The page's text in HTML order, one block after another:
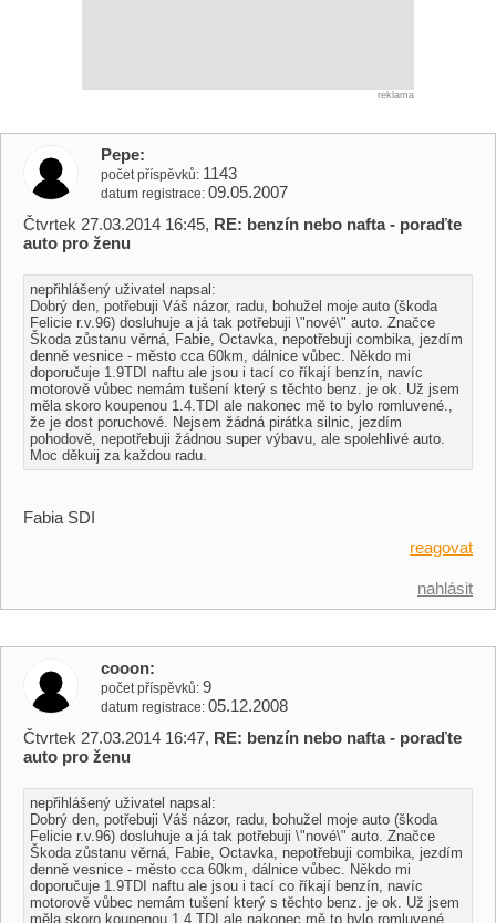
reklama
Pepe
počet příspěvků 1143
datum registrace 09.05.2007
Čtvrtek 27.03.2014 16:45, RE: benzín nebo nafta - poraďte
auto pro ženu
nepřihlášený uživatel napsal:
Dobrý den, potřebuji Váš názor, radu, bohužel moje auto (škoda
Felicie r.v.96) dosluhuje a já tak potřebuji \"nové\" auto. Značce
Škoda zůstanu věrná, Fabie, Octavka, nepotřebuji combika, jezdím
denně vesnice - město cca 60km, dálnice vůbec. Někdo mi
doporučuje 1.9TDI naftu ale jsou i tací co říkají benzín, navíc
motorově vůbec nemám tušení který s těchto benz. je ok. Už jsem
měla skoro koupenou 1.4.TDI ale nakonec mě to bylo romluvené.,
že je dost poruchové. Nejsem žádná pirátka silnic, jezdím
pohodově, nepotřebuji žádnou super výbavu, ale spolehlivé auto.
Moc děkuij za každou radu.
Fabia SDI
reagovat
nahlásit
cooon
počet příspěvků 9
datum registrace 05.12.2008
Čtvrtek 27.03.2014 16:47, RE: benzín nebo nafta - poraďte
auto pro ženu
nepřihlášený uživatel napsal:
Dobrý den, potřebuji Váš názor, radu, bohužel moje auto (škoda
Felicie r.v.96) dosluhuje a já tak potřebuji \"nové\" auto. Značce
Škoda zůstanu věrná, Fabie, Octavka, nepotřebuji combika, jezdím
denně vesnice - město cca 60km, dálnice vůbec. Někdo mi
doporučuje 1.9TDI naftu ale jsou i tací co říkají benzín, navíc
motorově vůbec nemám tušení který s těchto benz. je ok. Už jsem
měla skoro koupenou 1.4.TDI ale nakonec mě to bylo romluvené.,